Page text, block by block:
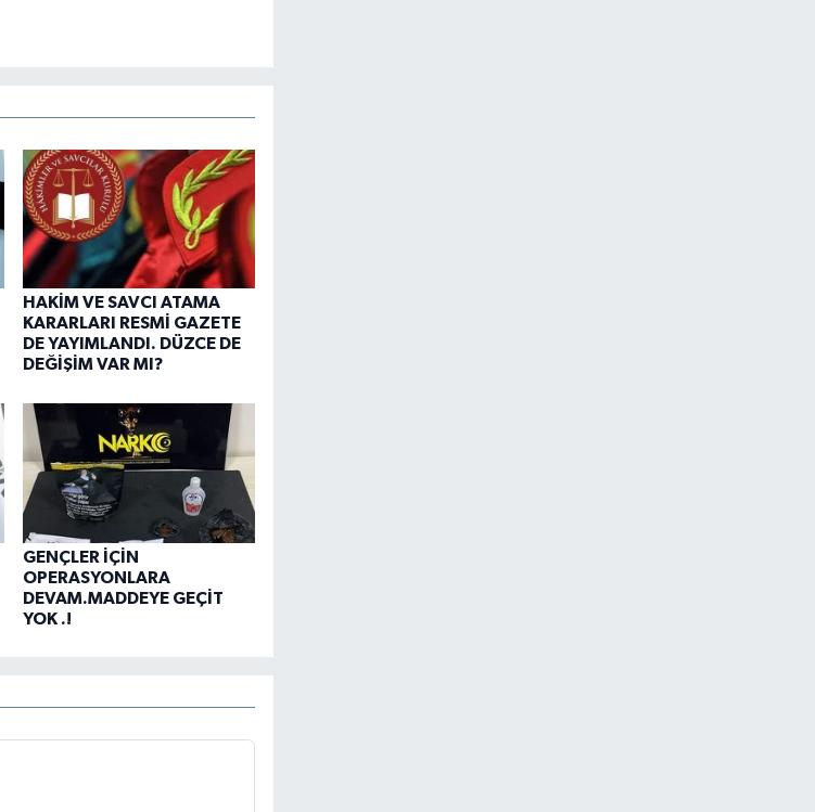
HAKİM VE SAVCI ATAMA
KARARLARI RESMİ GAZETE
DE YAYIMLANDI. DÜZCE DE
DEĞİŞİM VAR MI?
GENÇLER İÇİN
OPERASYONLARA
DEVAM.MADDEYE GEÇİT
YOK .!